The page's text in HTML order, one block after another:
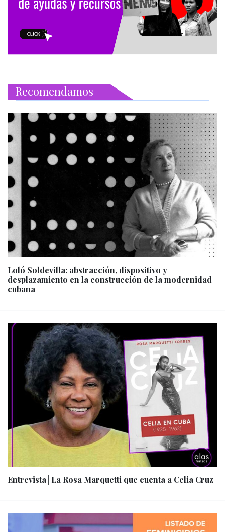
Recomendamos
Loló Soldevilla: abstracción, dispositivo y
desplazamiento en la construcción de la modernidad
cubana
Entrevista│La Rosa Marquetti que cuenta a Celia Cruz